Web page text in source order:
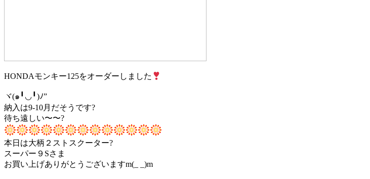
HONDAモンキー125をオーダーしました
ヾ(๑╹◡╹)ﾉ”
納入は9-10月だそうです?
待ち遠しい〜〜?
本日は大柄２ストスクーター?
スーパー９Sさま
お買い上げありがとうございますm(_ _)m